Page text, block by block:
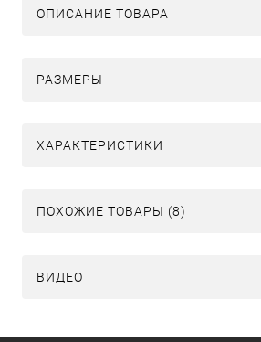
ОПИСАНИЕ ТОВАРА
РАЗМЕРЫ
ХАРАКТЕРИСТИКИ
ПОХОЖИЕ ТОВАРЫ (8)
ВИДЕО